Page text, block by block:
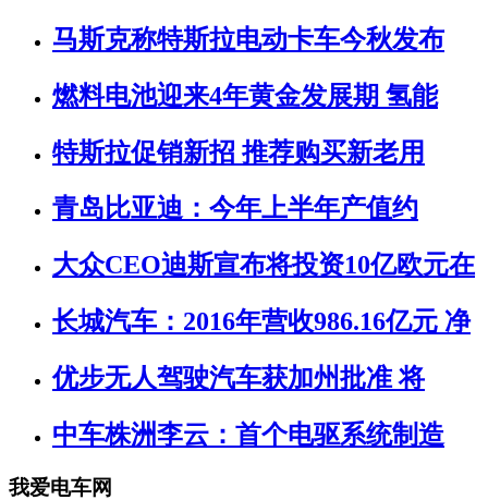
马斯克称特斯拉电动卡车今秋发布
燃料电池迎来4年黄金发展期 氢能
特斯拉促销新招 推荐购买新老用
青岛比亚迪：今年上半年产值约
大众CEO迪斯宣布将投资10亿欧元在
长城汽车：2016年营收986.16亿元 净
优步无人驾驶汽车获加州批准 将
中车株洲李云：首个电驱系统制造
我爱电车网